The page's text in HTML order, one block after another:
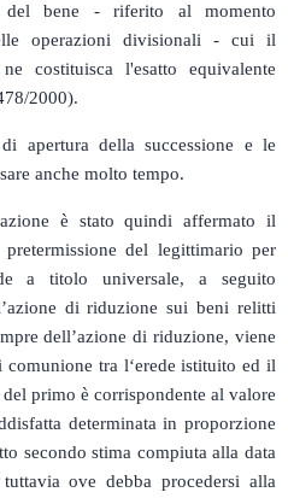
del bene - riferito al momento
operazioni divisionali - cui il
costituisca l'esatto equivalente
2000).
apertura della successione e le
anche molto tempo.
è stato quindi affermato il
del legittimario per
a titolo universale, a seguito
di riduzione sui beni relitti
dell’azione di riduzione, viene
comunione tra l‘erede istituito ed il
primo è corrispondente al valore
determinata in proporzione
secondo stima compiuta alla data
ove debba procedersi alla